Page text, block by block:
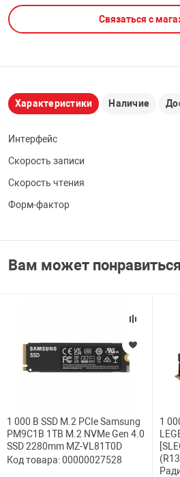
ДОМА
ТЕХНИКА
Связаться с
Характеристики Наличие
Интерфейс
Скорость записи
Скорость чтения
Форм-фактор
Вам может понравиться
1 000 B SSD M.2 PCIe Samsung
PM9C1B 1TB M.2 NVMe Gen 4.0
SSD 2280mm MZ-VL81T0D
Код товара: 00000027528
1